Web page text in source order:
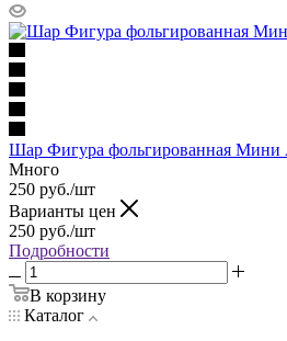
Шар Фигура фольгированная Мини
Много
250 руб./шт
Варианты цен
250 руб./шт
Подробности
В корзину
Каталог